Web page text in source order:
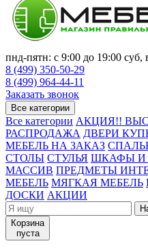
пнд-пятн: с 9:00 до 19:00 суб,
8 (499) 350-50-29
8 (499) 964-44-11
Заказать звонок
Все категории
Все категории АКЦИЯ!!
РАСПРОДАЖА ДВЕРИ
МЕБЕЛЬ НА ЗАКАЗ
СТОЛЫ СТУЛЬЯ ШКАФЫ И
МАССИВ ПРЕДМЕТЫ
МЕБЕЛЬ МЯГКАЯ МЕБЕЛЬ
ДОСКИ АКЦИИ
Корзина
пуста